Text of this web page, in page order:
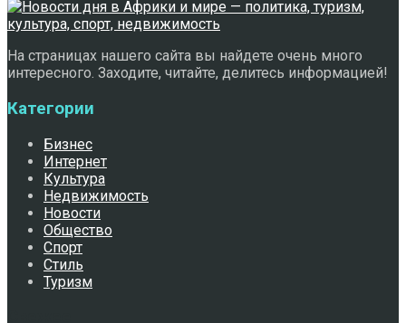
На страницах нашего сайта вы найдете очень много
интересного. Заходите, читайте, делитесь информацией!
Категории
Бизнес
Интернет
Культура
Недвижимость
Новости
Общество
Спорт
Стиль
Туризм